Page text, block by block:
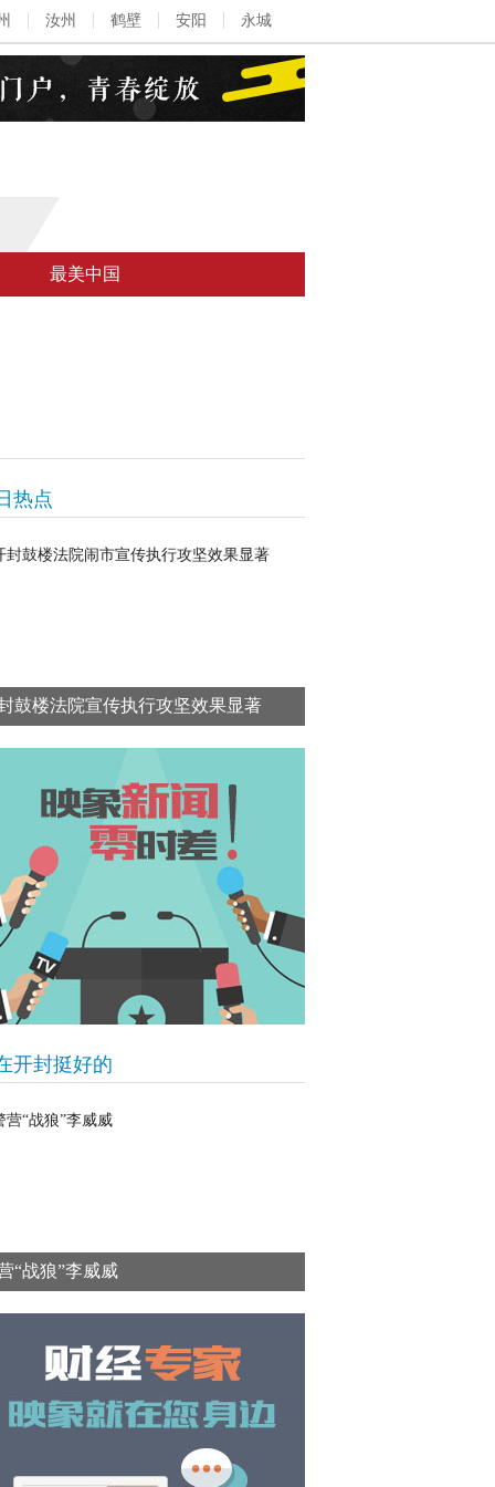
汝州 鹤壁 安阳 永城
最美中国
热点
鼓楼法院宣传执行攻坚效果显著
开封挺好的
“战狼”李威威